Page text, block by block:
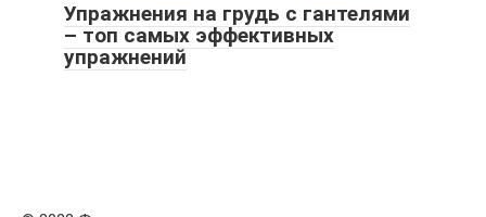
Упражнения на грудь с гантелями
– топ самых эффективных
упражнений